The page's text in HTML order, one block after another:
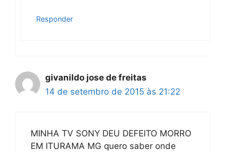
Responder
givanildo jose de freitas
14 de setembro de 2015 às 21:22
MINHA TV SONY DEU DEFEITO MORRO
EM ITURAMA MG quero saber onde